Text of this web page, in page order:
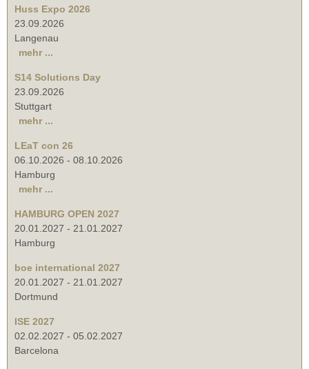
Huss Expo 2026
23.09.2026
Langenau
mehr ...
S14 Solutions Day
23.09.2026
Stuttgart
mehr ...
LEaT con 26
06.10.2026 - 08.10.2026
Hamburg
mehr ...
HAMBURG OPEN 2027
20.01.2027 - 21.01.2027
Hamburg
boe international 2027
20.01.2027 - 21.01.2027
Dortmund
ISE 2027
02.02.2027 - 05.02.2027
Barcelona